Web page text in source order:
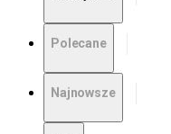
Polecane
Najnowsze